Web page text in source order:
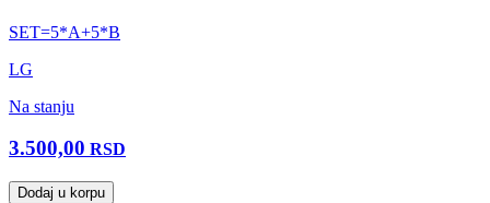
SET=5*A+5*B
LG
Na stanju
3.500,00 RSD
Dodaj u korpu